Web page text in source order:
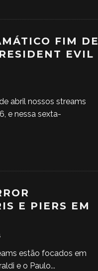
FIM DE
EVIL
abril nossos streams
e nessa sexta-
E PIERS EM
estão focados em
e o Paulo...